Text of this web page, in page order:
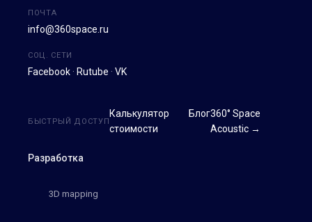
ПОЧТА
info@360space.ru
СОЦ. СЕТИ
Facebook · Rutube · VK
Разработка
3D mapping
БЫСТРЫЙ ДОСТУП
Калькулятор
стоимости
Блог360° Space
Acoustic →